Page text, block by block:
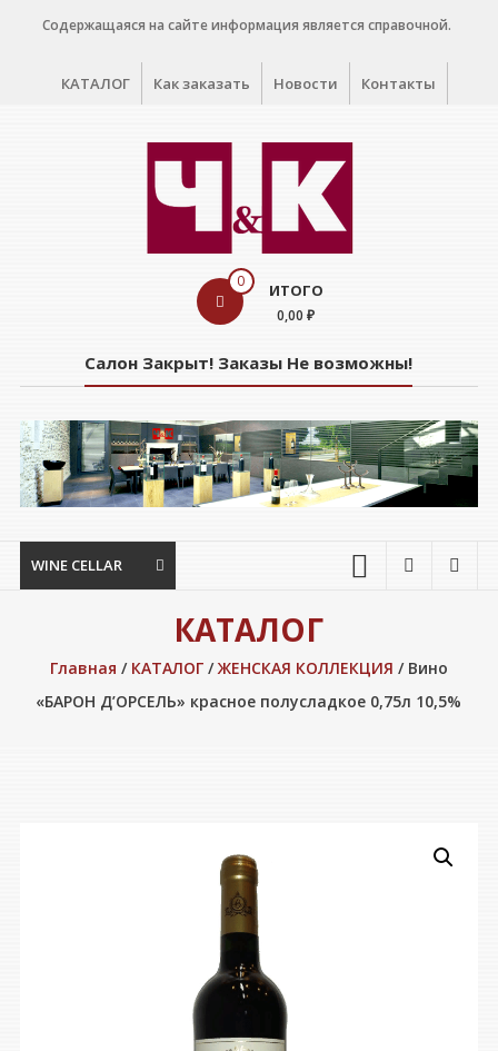
Содержащаяся на сайте информация является справочной.
КАТАЛОГ Как заказать Новости Контакты
дегустации
0 ИТОГО
0,00 ₽
Салон Закрыт! Заказы Не возможны!
WINE CELLAR
КАТАЛОГ
Главная / КАТАЛОГ/ЖЕНСКАЯ КОЛЛЕКЦИЯ / Вино
«БАРОН Д’ОРСЕЛЬ» красное полусладкое 0,75л 10,5%